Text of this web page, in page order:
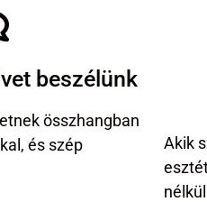
beszélünk
összhangban
és szép
Akik